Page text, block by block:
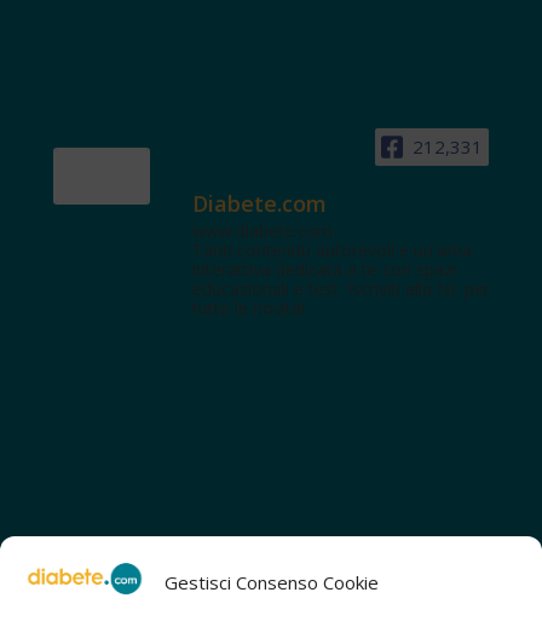
Gestisci Consenso Cookie
212,331
Diabete.com
www.diabete.com
Tanti contenuti autorevoli e un'area
interattiva dedicata a te con spazi
educazionali e test. Iscriviti alla NL per
tutte le novità!